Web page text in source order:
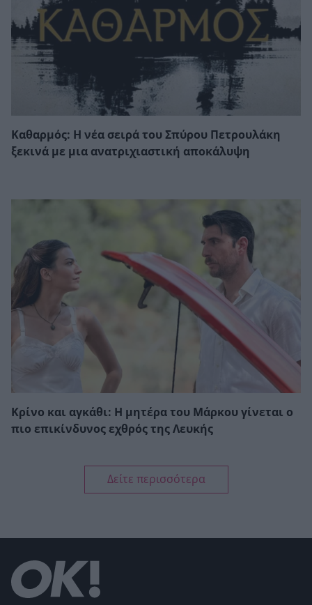
Καθαρμός: Η νέα σειρά του Σπύρου Πετρουλάκη
ξεκινά με μια ανατριχιαστική αποκάλυψη
Κρίνο και αγκάθι: Η μητέρα του Μάρκου γίνεται ο
πιο επικίνδυνος εχθρός της Λευκής
Δείτε περισσότερα